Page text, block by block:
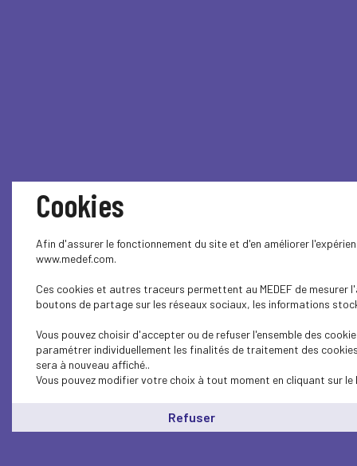
Cookies
Afin d'assurer le fonctionnement du site et d'en améliorer
www.medef.com.
Ces cookies et autres traceurs permettent au MEDEF de
boutons de partage sur les réseaux sociaux, les informations
Vous pouvez choisir d'accepter ou de refuser l'ensemble des
paramétrer individuellement les finalités de traitement des
sera à nouveau affiché..
Vous pouvez modifier votre choix à tout moment en cliquant sur le
Refuser